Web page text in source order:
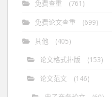
免费查重 (761)
免费论文查重 (699)
其他
(405)
论文格式排版
(153)
论文范文
(146)